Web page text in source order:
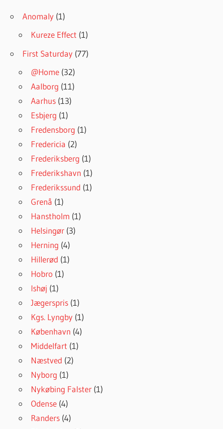
Anomaly (1)
Kureze Effect (1)
First Saturday (77)
@Home (32)
Aalborg (11)
Aarhus (13)
Esbjerg (1)
Fredensborg (1)
Fredericia (2)
Frederiksberg (1)
Frederikshavn (1)
Frederikssund (1)
Grenå (1)
Hanstholm (1)
Helsingør (3)
Herning (4)
Hillerød (1)
Hobro (1)
Ishøj (1)
Jægerspris (1)
Kgs. Lyngby (1)
København (4)
Middelfart (1)
Næstved (2)
Nyborg (1)
Nykøbing Falster (1)
Odense (4)
Randers (4)